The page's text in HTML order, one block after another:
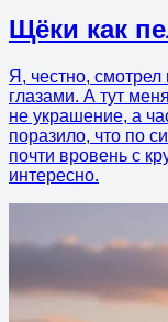
Щёки как
Я, честно,
глазами. А тут
не украшение, а
поразило, что по
почти вровень с
интересно.